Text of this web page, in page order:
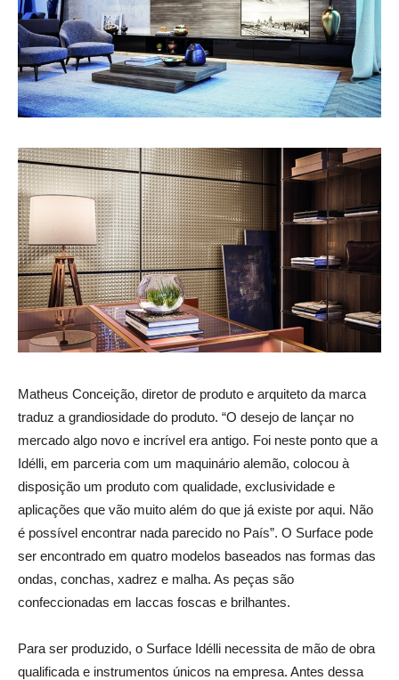
Matheus Conceição, diretor de produto e arquiteto da marca
traduz a grandiosidade do produto. “O desejo de lançar no
mercado algo novo e incrível era antigo. Foi neste ponto que a
Idélli, em parceria com um maquinário alemão, colocou à
disposição um produto com qualidade, exclusividade e
aplicações que vão muito além do que já existe por aqui. Não
é possível encontrar nada parecido no País”. O Surface pode
ser encontrado em quatro modelos baseados nas formas das
ondas, conchas, xadrez e malha. As peças são
confeccionadas em laccas foscas e brilhantes.
Para ser produzido, o Surface Idélli necessita de mão de obra
qualificada e instrumentos únicos na empresa. Antes dessa